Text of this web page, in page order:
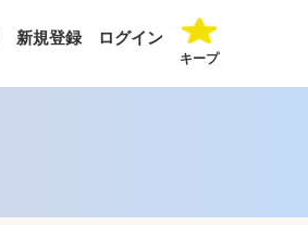
新規登録 ログイン
キープ